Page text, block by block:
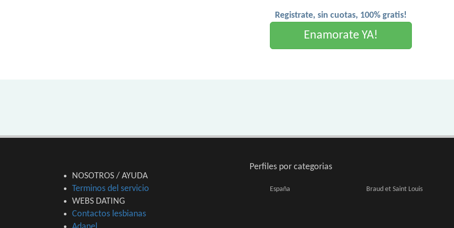
Registrate, sin cuotas, 100% gratis!
Enamorate YA!
NOSOTROS / AYUDA
Terminos del servicio
WEBS DATING
Contactos lesbianas
Perfiles por categorias
España Braud et Saint Louis